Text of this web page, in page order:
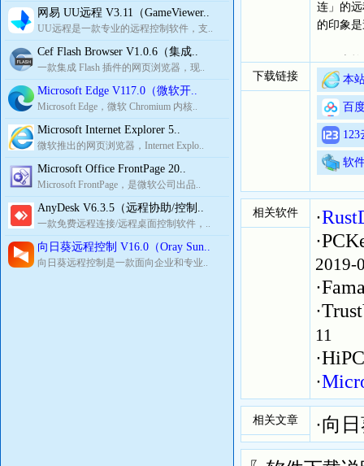
网易 UU远程 V3.11（GameViewer..
UU远程是一款专业的远程控制软件，支..
Cef Flash Browser V1.0.6（集成..
一款集成 Flash 插件的网页浏览器，现..
Microsoft Edge V117.0（微软开..
Microsoft Edge，微软 Chromium 内核..
Microsoft Internet Explorer 5..
微软推出的网页浏览器，Internet Explo..
Microsoft Office FrontPage 20..
Microsoft FrontPage，是微软公司出品..
AnyDesk V6.3.5（远程协助/控制..
一款免费远程连接/远程桌面控制软件，..
向日葵远程控制 V16.0（Oray Sun..
向日葵远程控制是一款面向企业和专业..
连」的
的印象
本软件
下载链接 本
百
软
相关软件 ·
·
2019-
·
·
11
·
·
相关文章 ·向